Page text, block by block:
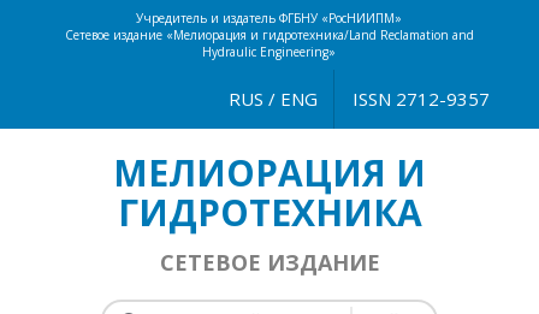
Учредитель и издатель ФГБНУ «РосНИИПМ»
Сетевое издание «Мелиорация и гидротехника/Land Reclamation and
Hydraulic Engineering»
ISSN 2712-9357
RUS / ENG
МЕЛИОРАЦИЯ И
ГИДРОТЕХНИКА
СЕТЕВОЕ ИЗДАНИЕ